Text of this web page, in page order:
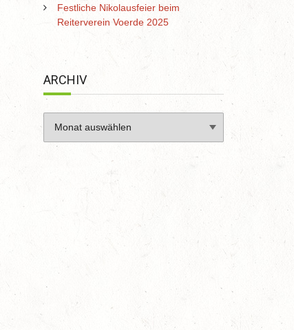
Festliche Nikolausfeier beim
Reiterverein Voerde 2025
ARCHIV